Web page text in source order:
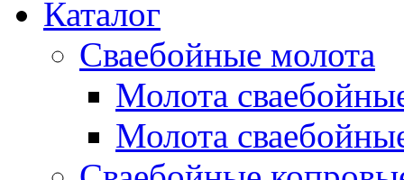
Каталог
Сваебойные молота
Молота
Молота